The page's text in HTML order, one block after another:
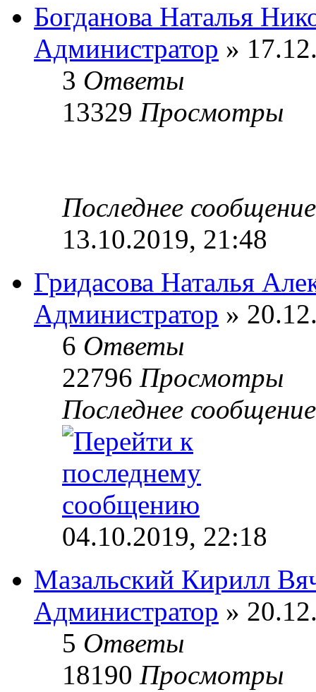
Богданова Наталья
Администратор »
3 Ответы
13329 Просмотры
Последнее
13.10.2019, 21:48
Гридасова Наталья
Администратор »
6 Ответы
22796 Просмотры
Последнее
04.10.2019, 22:18
Мазальский Кирилл
Администратор »
5 Ответы
18190 Просмотры